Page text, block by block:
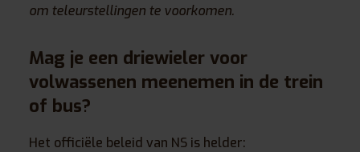
om teleurstellingen te voorkomen.
Mag je een driewieler voor
volwassenen meenemen in de trein
of bus?
Het officiële beleid van NS is helder: